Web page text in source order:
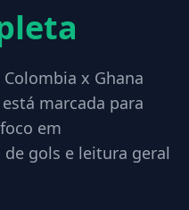
x Ghana
marcada para
em
gols e leitura geral